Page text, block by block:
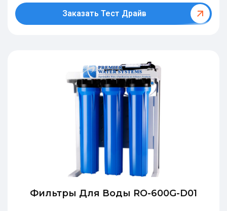
Заказать Тест Драйв
Фильтры Для Воды RO-600G-D01